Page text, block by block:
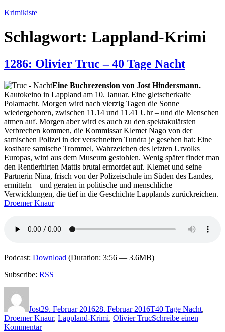
Zum
springen
Krimikiste
Schlagwort: Lappland-Krimi
1286: Olivier Truc – 40 Tage Nacht
Eine Buchrezension von Jost Hindersmann.
Kautokeino in Lappland am 10. Januar. Eine gletscherkalte
Polarnacht. Morgen wird nach vierzig Tagen die Sonne
wiedergeboren, zwischen 11.14 und 11.41 Uhr – und die Menschen
atmen auf. Morgen aber wird es auch zu den spektakulärsten
Verbrechen kommen, die Kommissar Klemet Nago von der
samischen Polizei in der verschneiten Tundra je gesehen hat: Eine
kostbare samische Trommel, Wahrzeichen des letzten Urvolks
Europas, wird aus dem Museum gestohlen. Wenig später findet man
den Rentierhirten Mattis brutal ermordet auf. Klemet und seine
Partnerin Nina, frisch von der Polizeischule im Süden des Landes,
ermitteln – und geraten in politische und menschliche
Verwicklungen, die tief in die Geschichte Lapplands zurückreichen.
Droemer Knaur
Podcast: Download (Duration: 3:56 — 3.6MB)
Subscribe: RSS
Jost29. Februar 201628. Februar 2016T40 Tage Nacht,
Droemer Knaur, Lappland-Krimi, Olivier TrucSchreibe einen
Kommentarzu